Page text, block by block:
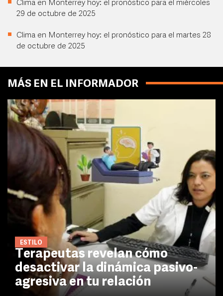
Clima en Monterrey hoy: el pronóstico para el miércoles
29 de octubre de 2025
Clima en Monterrey hoy: el pronóstico para el martes 28
de octubre de 2025
MÁS EN EL INFORMADOR
ESTILO
Terapeutas revelan cómo
desactivar la dinámica pasivo-
agresiva en tu relación